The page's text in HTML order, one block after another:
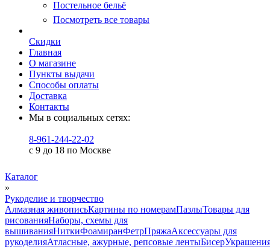
Постельное бельё
Посмотреть все товары
Скидки
Главная
О магазине
Пункты выдачи
Способы оплаты
Доставка
Контакты
Мы в социальных сетях:
8-961-244-22-02
с 9 до 18 по Москве
Каталог
»
Рукоделие и творчество
Алмазная живописьКартины по номерамПазлыТовары для
рисованияНаборы, схемы для
вышиванияНиткиФоамиранФетрПряжаАксессуары для
рукоделияАтласные, ажурные, репсовые лентыБисер